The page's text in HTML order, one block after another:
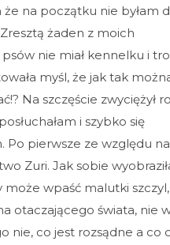
że na początku nie byłam
żaden z moich
nie miał kennelku i
myśl, że jak tak
Na szczęście zwyciężył
i szybko się
Po pierwsze ze względu na
Zuri. Jak sobie
może wpaść malutki
otaczającego świata, nie
nie, co jest rozsądne a co